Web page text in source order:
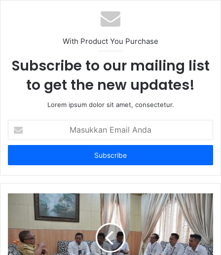
With Product You Purchase
Subscribe to our mailing list
to get the new updates!
Lorem ipsum dolor sit amet, consectetur.
Email
Anda